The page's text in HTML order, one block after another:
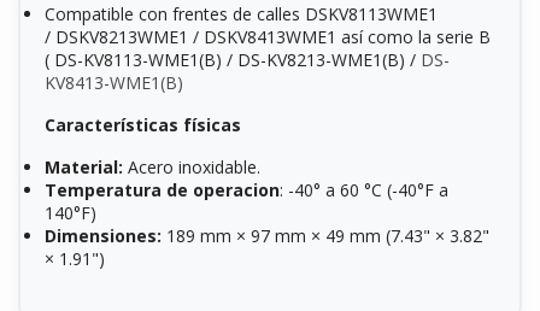
Compatible con frentes de calles DSKV8113WME1
/ DSKV8213WME1 / DSKV8413WME1 así como la serie B
( DS-KV8113-WME1(B) / DS-KV8213-WME1(B) / DS-
KV8413-WME1(B)
Características físicas
Material: Acero inoxidable.
Temperatura de operacion: -40° a 60 °C (-40°F a
140°F)
Dimensiones: 189 mm × 97 mm × 49 mm (7.43" × 3.82"
× 1.91")